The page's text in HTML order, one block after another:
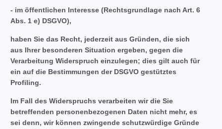
- im öffentlichen Interesse (Rechtsgrundlage nach Art. 6
Abs. 1 e) DSGVO),
haben Sie das Recht, jederzeit aus Gründen, die sich
aus Ihrer besonderen Situation ergeben, gegen die
Verarbeitung Widerspruch einzulegen; dies gilt auch für
ein auf die Bestimmungen der DSGVO gestütztes
Profiling.
Im Fall des Widerspruchs verarbeiten wir die Sie
betreffenden personenbezogenen Daten nicht mehr, es
sei denn, wir können zwingende schutzwürdige Gründe